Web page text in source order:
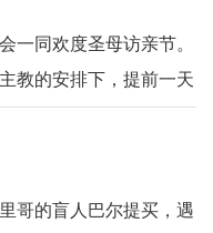
外星人存在，那么宗教
宇宙中的
一同欢度圣母访亲节。
教的安排下，提前一天
这个节日，也是举行隆
经故事。圣母听从天主
于我”，
哥的盲人巴尔提买，遇